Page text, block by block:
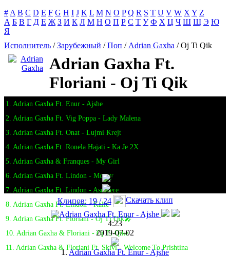
# A B C D E F G H I J K L M N O P Q R S T U V W X Y Z
А Б В Г Д Е Ж З И К Л М Н О П Р С Т У Ф Х Ц Ч Ш Щ Э Ю
Я
Исполнитель /Зарубежный /Поп / Adrian Gaxha / Oj Ti Qik
Adrian Gaxha Ft.
Floriani - Oj Ti Qik
1. Adrian Gaxha Ft. Enur - Ajshe
2. Adrian Gaxha Ft. Vig Poppa - Lady Malena
3. Adrian Gaxha Ft. Onat - Lujmi Krejt
4. Adrian Gaxha Ft. Ronela Hajati - Ka Je 2X
5. Adrian Gaxha & Franques - My Girl
6. Adrian Gaxha Ft. Lindon - Money
7. Adrian Gaxha Ft. Lindon - Asnihere
8. Adrian Gaxha Ft. Lindon - Kalle
9. Adrian Gaxha Ft. Floriani - Oj Ti Qik🎤
10. Adrian Gaxha & Floriani - Oj Ti Qike
11. Adrian Gaxha & Floriani Ft. Skivi - Welcome To Prishtina
Клипов: 19 / 24 Скачать клип
4:23
2019-07-02
1.Adrian Gaxha Ft. Enur - Ajshe